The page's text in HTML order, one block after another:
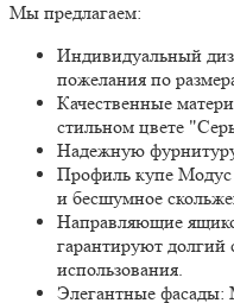
Мы предлагаем:
Индивидуальный
пожелания по
Качественные
стильном цвете
Надежную
Профиль купе Модус
и бесшумное
Направляющие
гарантируют
использования.
Элегантные фасады: